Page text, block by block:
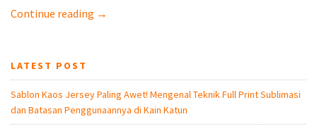
Continue reading →
LATEST POST
Sablon Kaos Jersey Paling Awet! Mengenal Teknik Full Print Sublimasi
dan Batasan Penggunaannya di Kain Katun